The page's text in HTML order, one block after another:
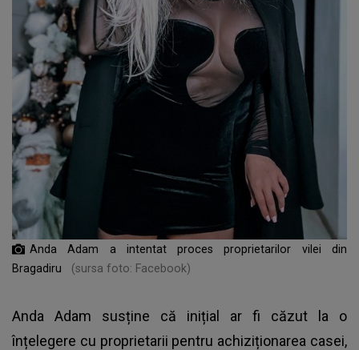
Anda Adam a intentat proces proprietarilor vilei din
Bragadiru
(sursa foto: Facebook)
Anda Adam susține că inițial ar fi căzut la o
înțelegere cu proprietarii pentru achiziționarea casei,